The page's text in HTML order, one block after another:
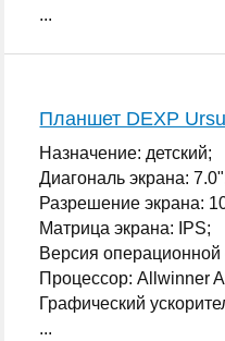
...
Планшет DEXP
Назначение: детский;
Диагональ экрана:
Разрешение экрана:
Матрица экрана: IPS;
Версия
Процессор: Allwinner
Графический
...